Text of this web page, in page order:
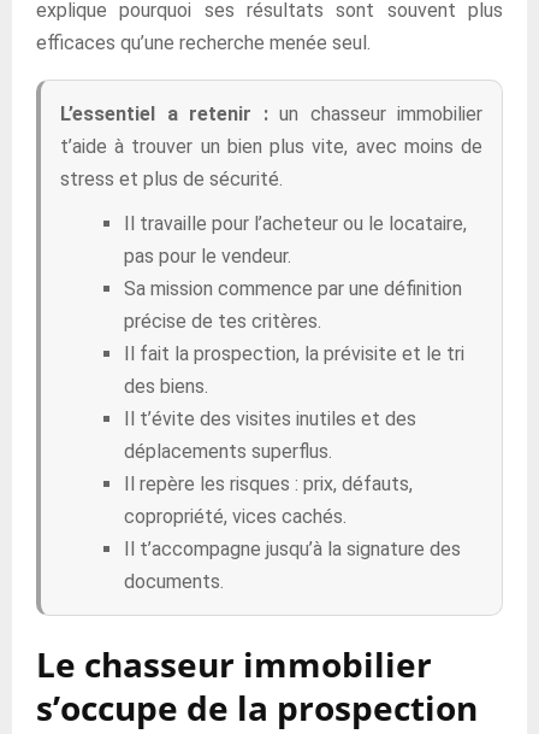
explique pourquoi ses résultats sont souvent plus
efficaces qu’une recherche menée seul.
L’essentiel a retenir :un chasseur immobilier
t’aide à trouver un bien plus vite, avec moins de
stress et plus de sécurité.
Il travaille pour l’acheteur ou le locataire,
pas pour le vendeur.
Sa mission commence par une définition
précise de tes critères.
Il fait la prospection, la prévisite et le tri
des biens.
Il t’évite des visites inutiles et des
déplacements superflus.
Il repère les risques : prix, défauts,
copropriété, vices cachés.
Il t’accompagne jusqu’à la signature des
documents.
Le chasseur immobilier
s’occupe de la prospection